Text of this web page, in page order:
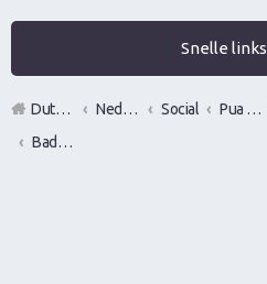
Snelle links
DutchAttraction.nl Nederlands grootste Dutch Attraction, Lifestyle, Vrouwen versieren en Pick-Up (PUA) Forum Social Pua evenementen
BadboyLifestyle